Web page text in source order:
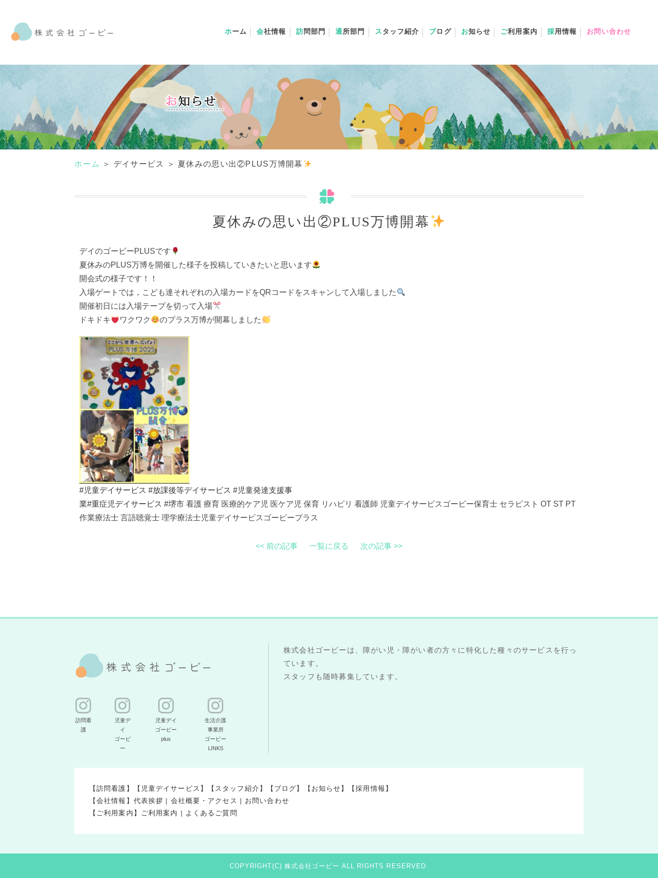
ホーム 会社情報 訪 問部門 通所部門 ス タッフ紹介 ブ ログ お知らせ ご利用案内 採用情報 お問い合わせ
ホーム ＞ デイサービス ＞ 夏休みの思い出②PLUS万博開幕
夏休みの思い出②PLUS万博開幕
デイのゴービーPLUSです
夏休みのPLUS万博を開催した様子を投稿していきたいと思います
開会式の様子です！！
入場ゲートでは，こども達それぞれの入場カードをQRコードをスキャンして入場しました
開催初日には入場テープを切って入場
ドキドキ
ワクワク のプラス万博が開幕しました
#児童デイサービス #放課後等デイサービス #児童発達支援事
業#重症児デイサービス #堺市 看護 療育 医療的ケア児 医ケア児 保育 リハビリ 看護師 児童デイサービスゴービー保育士 セラピスト OT ST PT
作業療法士 言語聴覚士 理学療法士児童デイサービスゴービープラス
<< 前の記事 一覧に戻る 次の記事 >>
訪問看
護
児童デ
イ
ゴービ
ー
児童デイ
ゴービー
plus
生活介護
事業所
ゴービー
LINKS
株式会社ゴービーは、障がい児・障がい者の方々に特化した種々のサービスを行っ
ています。
スタッフも随時募集しています。
【訪問看護】 【児童デイサービス】 【スタッフ紹介】 【ブログ】 【お知らせ】
【採用情報】
【会社情報】 代表挨拶 | 会社概要・アクセス | お問い合わせ
【ご利用案内】
ご利用案内 | よくあるご質問
COPYRIGHT(C) 株式会社ゴービー ALL RIGHTS RESERVED.